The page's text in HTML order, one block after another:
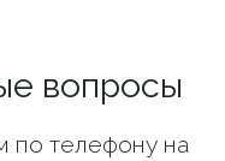
вопросы
по телефону на